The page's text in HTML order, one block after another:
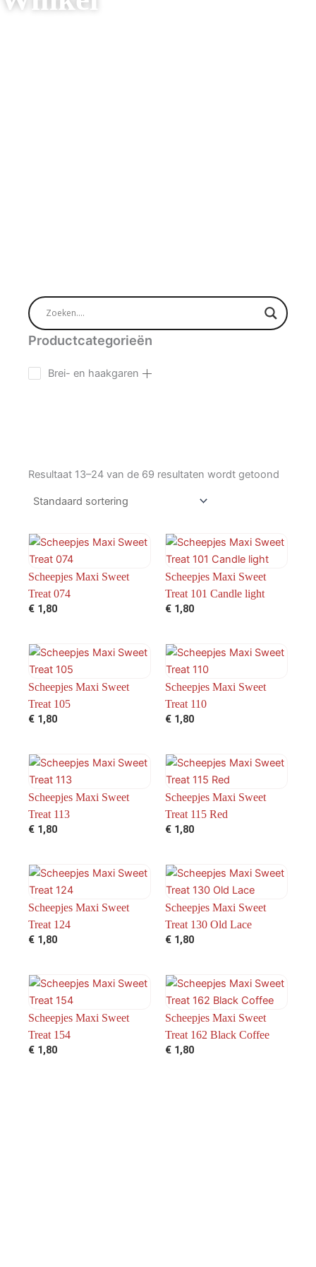
Productcategorieën
Brei- en haakgaren
Resultaat 13–24 van de 69 resultaten wordt getoond
Scheepjes Maxi Sweet
Treat 074
€ 1,80
Scheepjes Maxi Sweet
Treat 101 Candle light
€ 1,80
Scheepjes Maxi Sweet
Treat 105
€ 1,80
Scheepjes Maxi Sweet
Treat 110
€ 1,80
Scheepjes Maxi Sweet
Treat 113
€ 1,80
Scheepjes Maxi Sweet
Treat 115 Red
€ 1,80
Scheepjes Maxi Sweet
Treat 124
€ 1,80
Scheepjes Maxi Sweet
Treat 130 Old Lace
€ 1,80
Scheepjes Maxi Sweet
Treat 154
€ 1,80
Scheepjes Maxi Sweet
Treat 162 Black Coffee
€ 1,80